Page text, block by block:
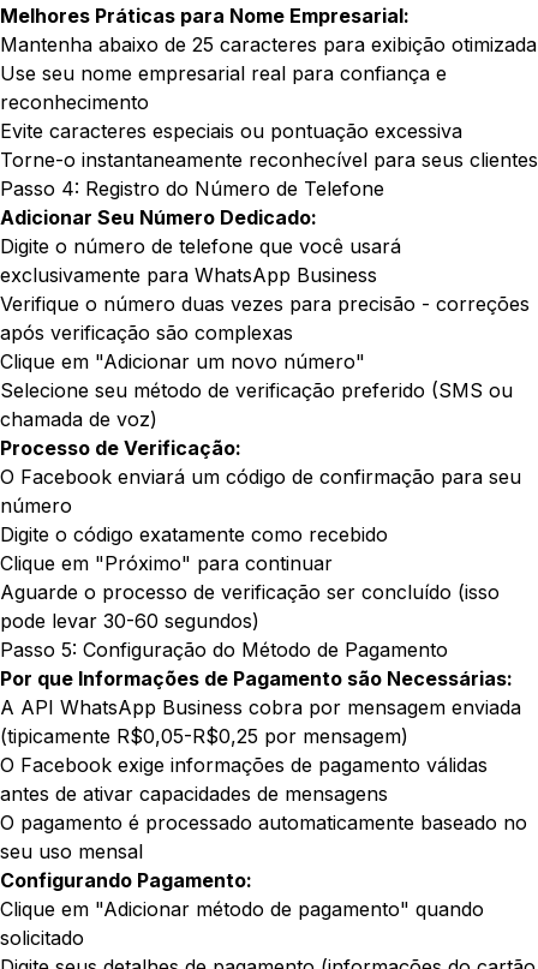
Melhores Práticas para Nome Empresarial:
Mantenha abaixo de 25 caracteres para exibição otimizada
Use seu nome empresarial real para confiança e
reconhecimento
Evite caracteres especiais ou pontuação excessiva
Torne-o instantaneamente reconhecível para seus clientes
Passo 4: Registro do Número de Telefone
Adicionar Seu Número Dedicado:
Digite o número de telefone que você usará
exclusivamente para WhatsApp Business
Verifique o número duas vezes para precisão - correções
após verificação são complexas
Clique em "Adicionar um novo número"
Selecione seu método de verificação preferido (SMS ou
chamada de voz)
Processo de Verificação:
O Facebook enviará um código de confirmação para seu
número
Digite o código exatamente como recebido
Clique em "Próximo" para continuar
Aguarde o processo de verificação ser concluído (isso
pode levar 30-60 segundos)
Passo 5: Configuração do Método de Pagamento
Por que Informações de Pagamento são Necessárias:
A API WhatsApp Business cobra por mensagem enviada
(tipicamente R$0,05-R$0,25 por mensagem)
O Facebook exige informações de pagamento válidas
antes de ativar capacidades de mensagens
O pagamento é processado automaticamente baseado no
seu uso mensal
Configurando Pagamento:
Clique em "Adicionar método de pagamento" quando
solicitado